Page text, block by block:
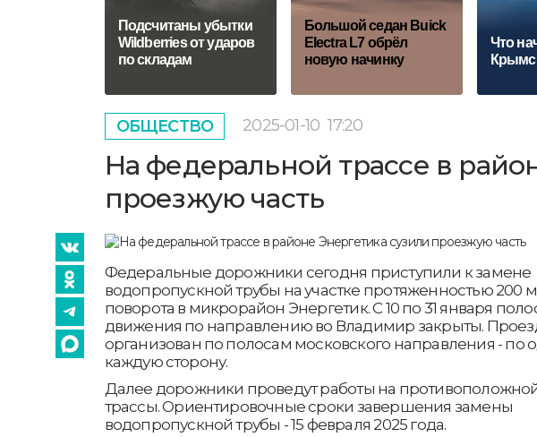
Подсчитаны убытки
Wildberries от ударов
по складам
Большой седан Buick
Electra L7 обрёл
новую начинку
Что
ОБЩЕСТВО 2025-01-10 17:20
На федеральной трассе в
проезжую часть
Федеральные дорожники сегодня приступили к замене
водопропускной трубы на участке протяженностью 200
поворота в микрорайон Энергетик. С 10 по 31 января
движения по направлению во Владимир закрыты.
организован по полосам московского направления - по
каждую сторону.
Далее дорожники проведут работы на
трассы. Ориентировочные сроки завершения замены
водопропускной трубы - 15 февраля 2025 года.